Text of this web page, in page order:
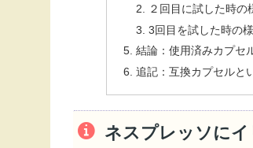
２回目に試した時の
3回目を試した時の
結論：使用済みカプセ
追記：互換カプセルと
ネスプレッソに